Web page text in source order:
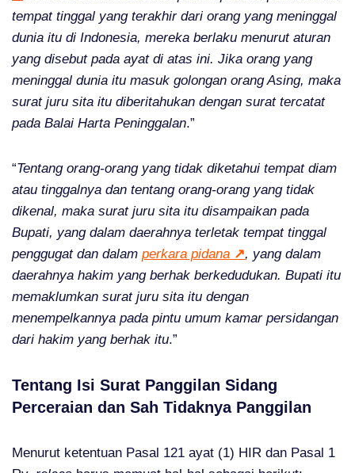
tempat tinggal yang terakhir dari orang yang meninggal
dunia itu di Indonesia, mereka berlaku menurut aturan
yang disebut pada ayat di atas ini. Jika orang yang
meninggal dunia itu masuk golongan orang Asing, maka
surat juru sita itu diberitahukan dengan surat tercatat
pada Balai Harta Peninggalan.”
“Tentang orang-orang yang tidak diketahui tempat diam
atau tinggalnya dan tentang orang-orang yang tidak
dikenal, maka surat juru sita itu disampaikan pada
Bupati, yang dalam daerahnya terletak tempat tinggal
penggugat dan dalam perkara pidana ↗, yang dalam
daerahnya hakim yang berhak berkedudukan. Bupati itu
memaklumkan surat juru sita itu dengan
menempelkannya pada pintu umum kamar persidangan
dari hakim yang berhak itu.”
Tentang Isi Surat Panggilan Sidang
Perceraian dan Sah Tidaknya Panggilan
Menurut ketentuan Pasal 121 ayat (1) HIR dan Pasal 1